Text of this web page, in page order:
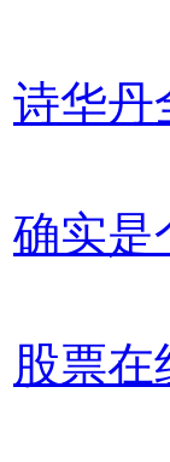
诗华丹
确实是
股票